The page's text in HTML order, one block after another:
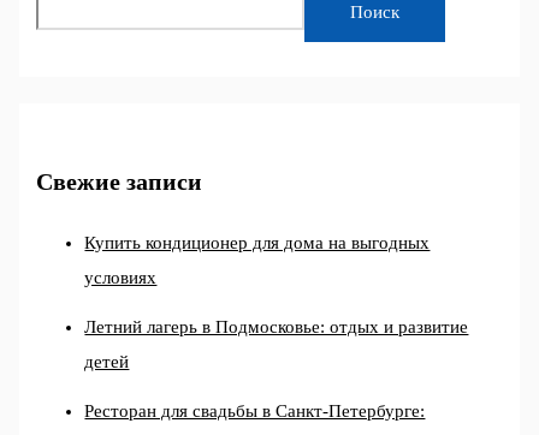
Поиск
Свежие записи
Купить кондиционер для дома на выгодных
условиях
Летний лагерь в Подмосковье: отдых и развитие
детей
Ресторан для свадьбы в Санкт-Петербурге: